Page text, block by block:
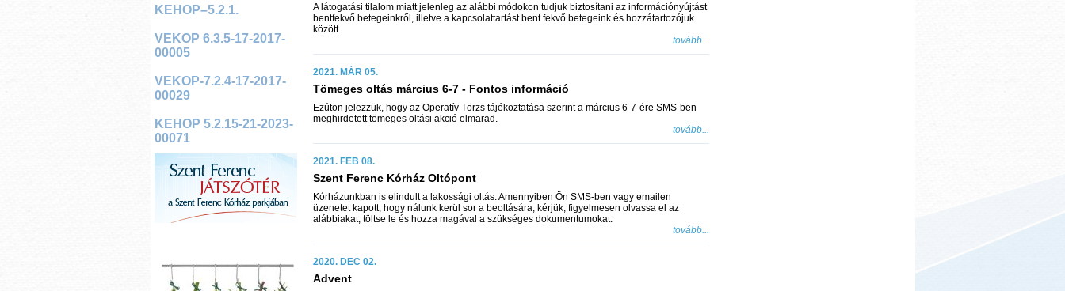
KEHOP–5.2.1.
VEKOP 6.3.5-17-2017-
00005
VEKOP-7.2.4-17-2017-
00029
KEHOP 5.2.15-21-2023-
00071
A látogatási tilalom miatt jelenleg az alábbi módokon tudjuk biztosítani az információnyújtást
bentfekvő betegeinkről, illetve a kapcsolattartást bent fekvő betegeink és hozzátartozójuk
között.
tovább...
2021. MÁR 05.
Tömeges oltás március 6-7 - Fontos információ
Ezúton jelezzük, hogy az Operatív Törzs tájékoztatása szerint a március 6-7-ére SMS-ben
meghirdetett tömeges oltási akció elmarad.
tovább...
2021. FEB 08.
Szent Ferenc Kórház Oltópont
Kórházunkban is elindult a lakossági oltás. Amennyiben Ön SMS-ben vagy emailen
üzenetet kapott, hogy nálunk kerül sor a beoltására, kérjük, figyelmesen olvassa el az
alábbiakat, töltse le és hozza magával a szükséges dokumentumokat.
tovább...
2020. DEC 02.
Advent